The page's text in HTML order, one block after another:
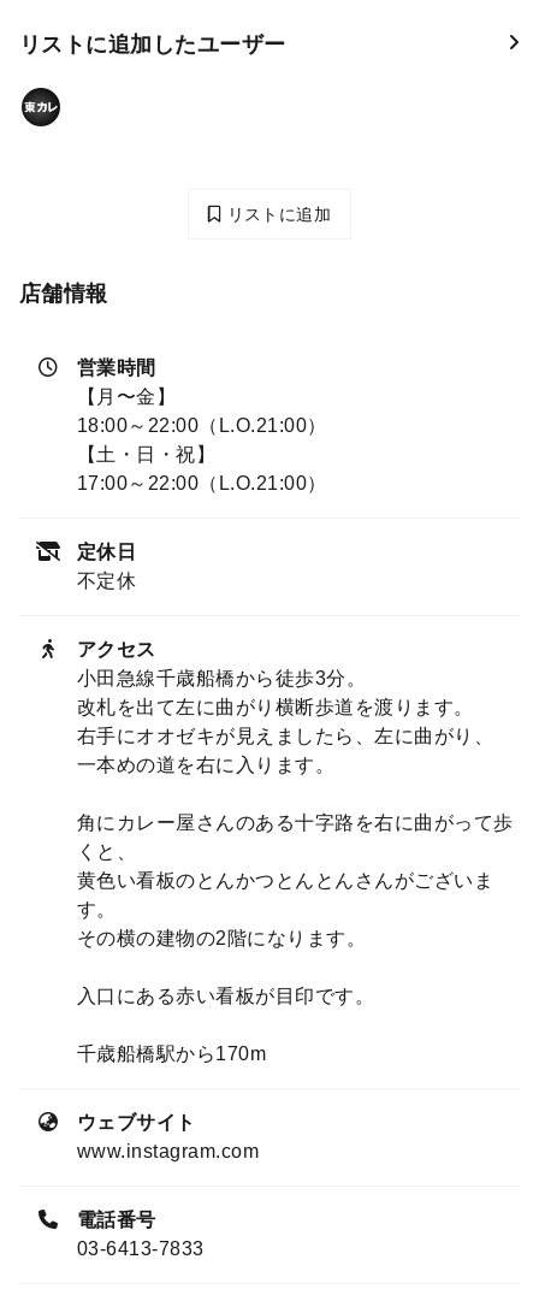
リストに追加したユーザー
リストに追加
店舗情報
営業時間
【月〜金】
18:00～22:00（L.O.21:00）
【土・日・祝】
17:00～22:00（L.O.21:00）
定休日
不定休
アクセス
小田急線千歳船橋から徒歩3分。
改札を出て左に曲がり横断歩道を渡ります。
右手にオオゼキが見えましたら、左に曲がり、
一本めの道を右に入ります。
角にカレー屋さんのある十字路を右に曲がって歩
くと、
黄色い看板のとんかつとんとんさんがございま
す。
その横の建物の2階になります。
入口にある赤い看板が目印です。
千歳船橋駅から170m
ウェブサイト
www.instagram.com
電話番号
03-6413-7833